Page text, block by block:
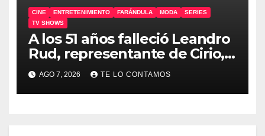
CINE ENTRETENIMIENTO FARÁNDULA MODA
SERIES
TV SHOWS
A los 51 años falleció Leandro
Rud, representante de Cirio,
Loly, Marengo y Maglietti
AGO 7, 2026 TE LO CONTAMOS